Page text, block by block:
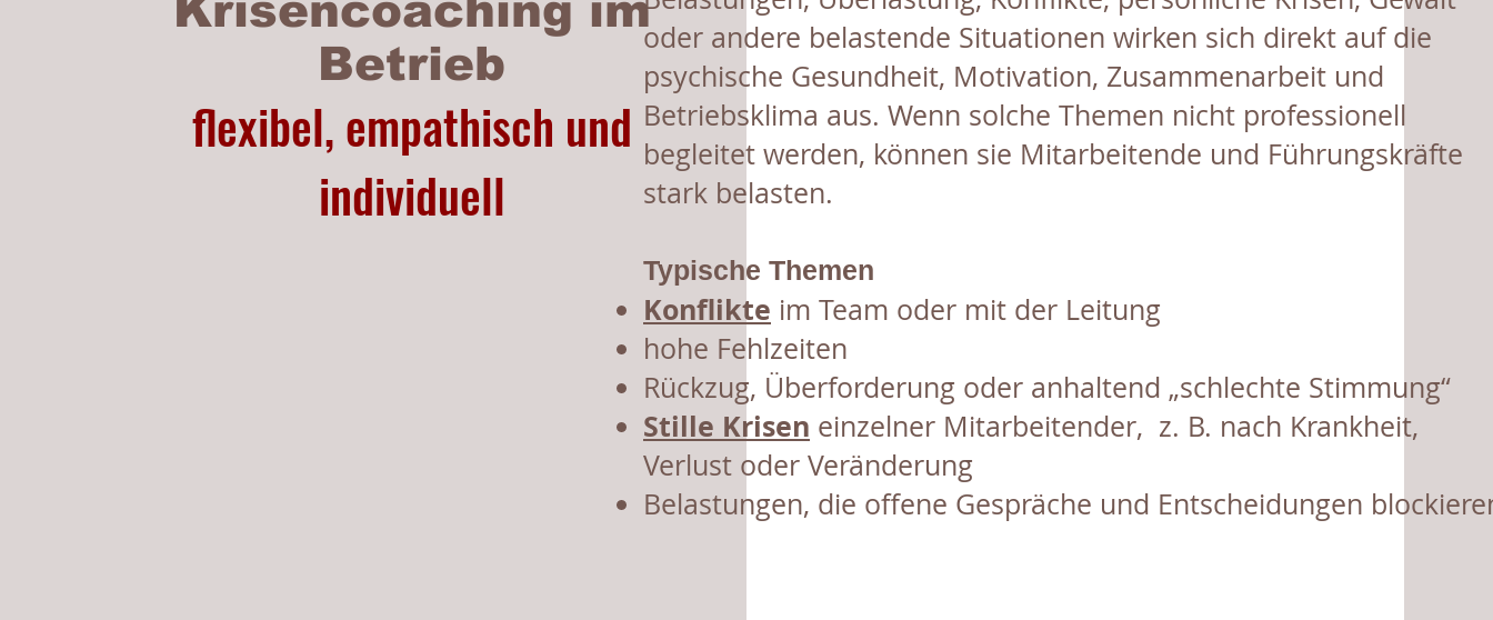
Krisencoaching im
Betrieb
flexibel, empathisch und
individuell
oder andere belastende Situationen wirken sich direkt auf die
psychische Gesundheit, Motivation, Zusammenarbeit und
Betriebsklima aus. Wenn solche Themen nicht professionell
begleitet werden, können sie Mitarbeitende und Führungskräfte
stark belasten.
Typische Themen
Konflikte im Team oder mit der Leitung
hohe Fehlzeiten
Rückzug, Überforderung oder anhaltend „schlechte Stimmung“
Stille Krisen einzelner Mitarbeitender, z. B. nach Krankheit,
Verlust oder Veränderung
Belastungen, die offene Gespräche und Entscheidungen